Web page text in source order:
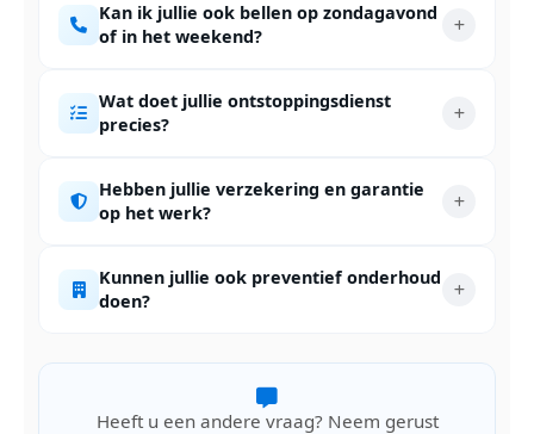
Kan ik jullie ook bellen op zondagavond
of in het weekend?
Wat doet jullie ontstoppingsdienst
precies?
Hebben jullie verzekering en garantie
op het werk?
Kunnen jullie ook preventief onderhoud
doen?
Heeft u een andere vraag? Neem gerust